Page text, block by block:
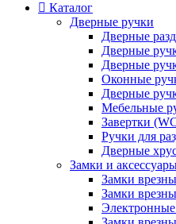
Каталог
Дверные ручки
Дверные
Дверные
Дверные
Оконные
Дверные
Мебельные
Завертки
Ручки для
Дверные
Замки и
Замки
Замки